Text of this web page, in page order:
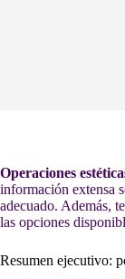
Operaciones
información extensa
adecuado. Además,
las opciones
Resumen ejecutivo: